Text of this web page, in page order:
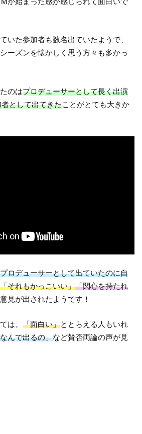
いた参加者も数名出ていたようで、
ーズンを懐かしく思う方々も多かっ
のはプロデューサーとして長く出演
として出てきたことがとても大きか
プロデューサーとして出ていたのに自
「それもかっこいい」「関心を持たれ
見が出されたようです！
は、「面白い」ととらえる人もいれ
んで出るの」など賛否両論の声が見